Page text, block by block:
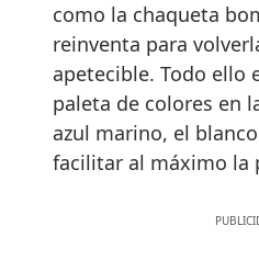
como la chaqueta
reinventa para
apetecible. Todo ello
paleta de colores en
azul marino, el
facilitar al máximo la